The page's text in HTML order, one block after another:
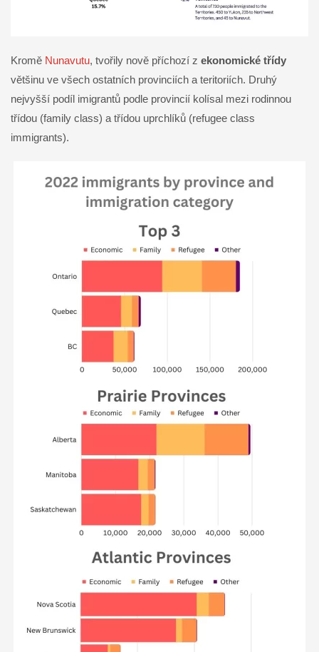
Kromě Nunavutu, tvořily nově příchozí z ekonomické třídy
většinu ve všech ostatních provinciích a teritoriích. Druhý
nejvyšší podíl imigrantů podle provincií kolísal mezi rodinnou
třídou (family class) a třídou uprchlíků (refugee class
immigrants).